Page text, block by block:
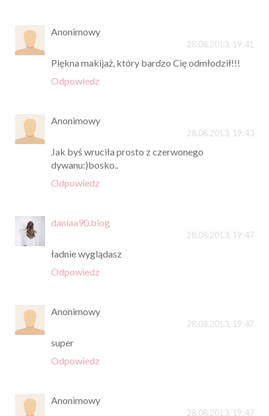
Anonimowy
28.08.2013, 19:41
Piękna makijaż, który bardzo Cię odmłodził!!!
Odpowiedz
Anonimowy
28.08.2013, 19:43
Jak byś wruciła prosto z czerwonego
dywanu:)bosko..
Odpowiedz
daniaa90.blog
28.08.2013, 19:47
ładnie wyglądasz
Odpowiedz
Anonimowy
28.08.2013, 19:47
super
Odpowiedz
Anonimowy
28.08.2013, 19:47